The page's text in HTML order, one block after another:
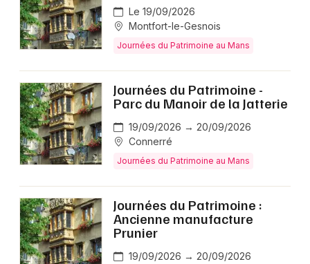
Le 19/09/2026
Montfort-le-Gesnois
Journées du Patrimoine au Mans
Journées du Patrimoine -
Parc du Manoir de la Jatterie
19/09/2026 → 20/09/2026
Connerré
Journées du Patrimoine au Mans
Journées du Patrimoine :
Ancienne manufacture
Prunier
19/09/2026 → 20/09/2026